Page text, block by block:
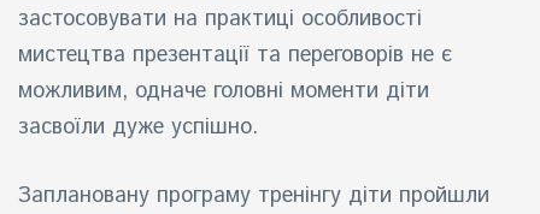
застосовувати на практиці особливості
мистецтва презентації та переговорів не є
можливим, одначе головні моменти діти
засвоїли дуже успішно.
Заплановану програму тренінгу діти пройшли